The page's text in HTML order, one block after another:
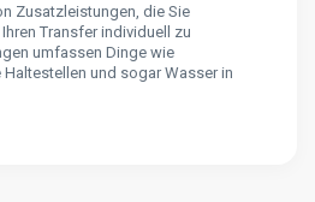
Zusatzleistungen, die Sie
Transfer individuell zu
umfassen Dinge wie
und sogar Wasser in